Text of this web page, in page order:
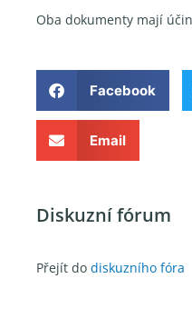
Oba dokumenty mají
Facebook
Email
Diskuzní fórum
Přejít do diskuzního fóra